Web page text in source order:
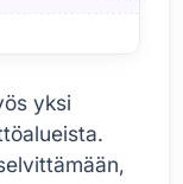
yksi